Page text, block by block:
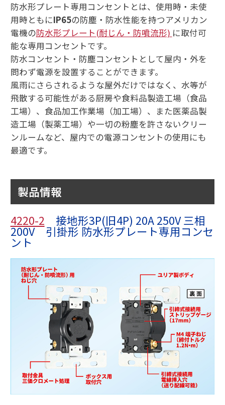
防水形プレート専用コンセントとは、使用時・未使
用時ともにIP65の防塵・防水性能を持つアメリカン
電機の防水形プレート(耐じん・防噴流形) に取付可
能な専用コンセントです。
防水コンセント・防塵コンセントとして屋内・外を
問わず電源を設置することができます。
風雨にさらされるような屋外だけではなく、水等が
飛散する可能性がある厨房や食料品製造工場（食品
工場）、食品加工作業場（加工場）、また医薬品製
造工場（製薬工場）や一切の粉塵を許さないクリー
ンルームなど、屋内での電源コンセントの使用にも
最適です。
製品情報
4220-2 接地形3P(旧4P) 20A 250V 三相
200V 引掛形 防水形プレート専用コンセ
ント